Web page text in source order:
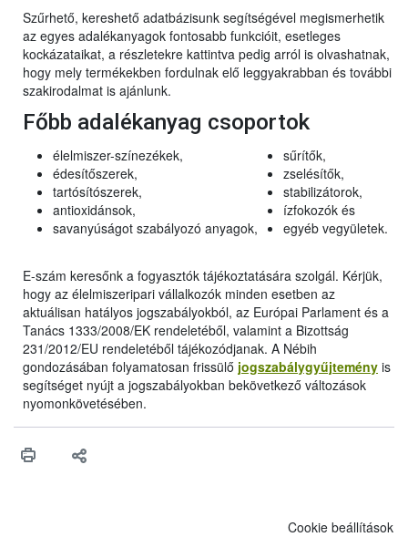
Szűrhető, kereshető adatbázisunk segítségével megismerhetik
az egyes adalékanyagok fontosabb funkcióit, esetleges
kockázataikat, a részletekre kattintva pedig arról is olvashatnak,
hogy mely termékekben fordulnak elő leggyakrabban és további
szakirodalmat is ajánlunk.
Főbb adalékanyag csoportok
élelmiszer-színezékek,
édesítőszerek,
tartósítószerek,
antioxidánsok,
savanyúságot szabályozó anyagok,
sűrítők,
zselésítők,
stabilizátorok,
ízfokozók és
egyéb vegyületek.
E-szám keresőnk a fogyasztók tájékoztatására szolgál. Kérjük,
hogy az élelmiszeripari vállalkozók minden esetben az
aktuálisan hatályos jogszabályokból, az Európai Parlament és a
Tanács 1333/2008/EK rendeletéből, valamint a Bizottság
231/2012/EU rendeletéből tájékozódjanak. A Nébih
gondozásában folyamatosan frissülő jogszabálygyűjtemény is
segítséget nyújt a jogszabályokban bekövetkező változások
nyomonkövetésében.
Cookie beállítások